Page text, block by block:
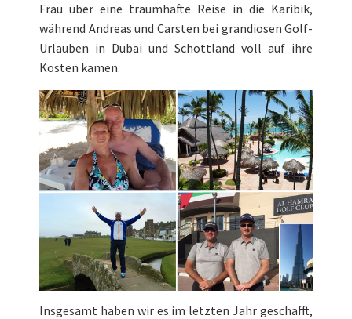
Frau über eine traumhafte Reise in die Karibik,
während Andreas und Carsten bei grandiosen Golf-
Urlauben in Dubai und Schottland voll auf ihre
Kosten kamen.
Insgesamt haben wir es im letzten Jahr geschafft,